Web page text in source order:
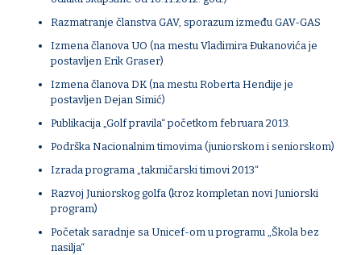
Razmatranje članstva GAV, sporazum između GAV-GAS
Izmena članova UO (na mestu Vladimira Đukanovića je
postavljen Erik Graser)
Izmena članova DK (na mestu Roberta Hendije je
postavljen Dejan Simić)
Publikacija „Golf pravila“ početkom februara 2013.
Podrška Nacionalnim timovima (juniorskom i seniorskom)
Izrada programa „takmičarski timovi 2013“
Razvoj Juniorskog golfa (kroz kompletan novi Juniorski
program)
Početak saradnje sa Unicef-om u programu „Škola bez
nasilja“